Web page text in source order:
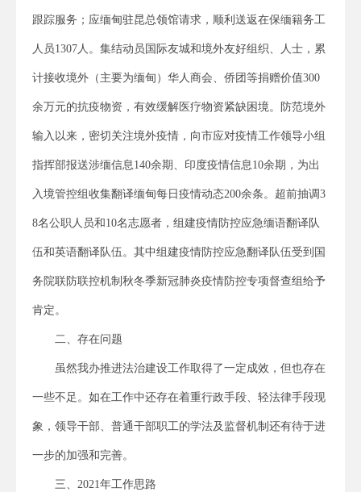
跟踪服务；应缅甸驻昆总领馆请求，顺利送返在保缅籍务工
人员1307人。集结动员国际友城和境外友好组织、人士，累
计接收境外（主要为缅甸）华人商会、侨团等捐赠价值300
余万元的抗疫物资，有效缓解医疗物资紧缺困境。防范境外
输入以来，密切关注境外疫情，向市应对疫情工作领导小组
指挥部报送涉缅信息140余期、印度疫情信息10余期，为出
入境管控组收集翻译缅甸每日疫情动态200余条。超前抽调3
8名公职人员和10名志愿者，组建疫情防控应急缅语翻译队
伍和英语翻译队伍。其中组建疫情防控应急翻译队伍受到国
务院联防联控机制秋冬季新冠肺炎疫情防控专项督查组给予
肯定。
二、存在问题
虽然我办推进法治建设工作取得了一定成效，但也存在
一些不足。如在工作中还存在着重行政手段、轻法律手段现
象，领导干部、普通干部职工的学法及监督机制还有待于进
一步的加强和完善。
三、2021年工作思路